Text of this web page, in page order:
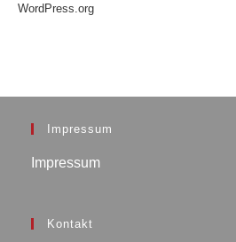
WordPress.org
Impressum
Impressum
Kontakt